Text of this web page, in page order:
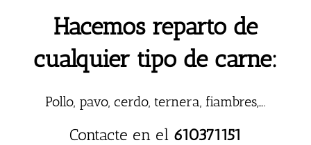
Hacemos reparto de
cualquier tipo de carne:
Pollo, pavo, cerdo, ternera, fiambres,….
Contacte en el 610371151